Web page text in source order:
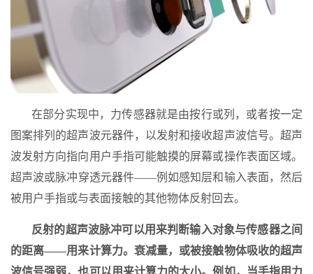
在部分实现中，力传感器就是由按行或列，或者按一定
图案排列的超声波元器件，以发射和接收超声波信号。超声
波发射方向指向用户手指可能触摸的屏幕或操作表面区域。
超声波或脉冲穿透元器件——例如感知层和输入表面，然后
被用户手指或与表面接触的其他物体反射回去。
反射的超声波脉冲可以用来判断输入对象与传感器之间
的距离——用来计算力。衰减量，或被接触物体吸收的超声
波信号强弱，也可以用来计算力的大小。例如，当手指用力